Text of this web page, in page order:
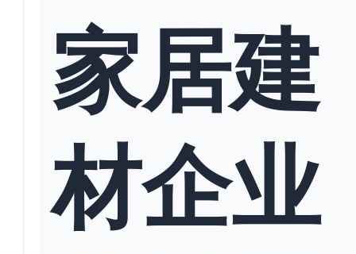
家居建
材企业